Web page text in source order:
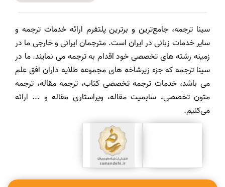
سینا ترجمه، جامع‌ترین و برترین پلتفرم ارائه خدمات ترجمه و
سایر خدمات زبانی در ایران است. مترجمان ایرانی و خارجی ما در
زمینه رشته های تخصصی خود اقدام به ترجمه می نمایند. ما در
سینا ترجمه که جزء زیرشاخه های مجموعه طلایه داران افق علم
می باشد، خدمات ترجمه تخصصی کتاب، ترجمه مقاله، ترجمه
متون تخصصی، سابمیت مقاله، ویراستاری مقاله و ... ارائه
می‌کنیم.